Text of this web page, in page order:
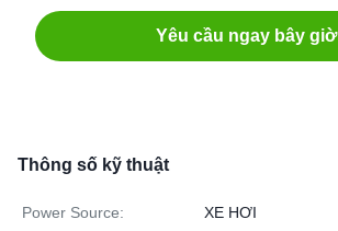
Yêu cầu ngay bây giờ
Thông số kỹ thuật
Power Source: XE HƠI